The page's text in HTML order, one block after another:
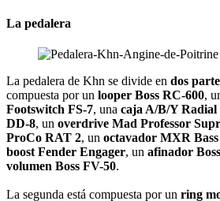
La pedalera
La pedalera de Khn se divide en dos
compuesta por un looper Boss RC-600,
Footswitch FS-7, una caja A/B/Y Radial
DD-8, un overdrive Mad Professor
ProCo RAT 2, un octavador MXR
boost Fender Engager, un afinador
volumen Boss FV-50.
La segunda está compuesta por un ring